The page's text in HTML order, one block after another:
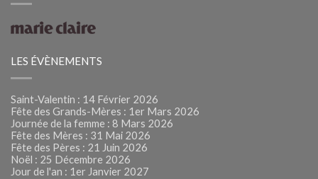
LES ÉVÈNEMENTS
Saint-Valentin : 14 Février 2026
Fête des Grands-Mères : 1er Mars 2026
Journée de la femme : 8 Mars 2026
Fête des Mères : 31 Mai 2026
Fête des Pères : 21 Juin 2026
Noël : 25 Décembre 2026
Jour de l'an : 1er Janvier 2027